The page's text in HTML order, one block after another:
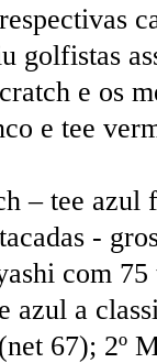
golfistas
e os
e tee
– tee
-
com
azul a
67); 2º